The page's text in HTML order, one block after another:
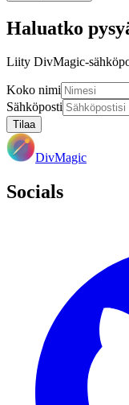
Haluatko
Liity DivMagic-
Koko nimi
Sähköposti
Tilaa
DivMagic
Socials